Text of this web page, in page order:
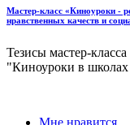
Мастер-класс «Киноуроки -
нравственных качеств и
Тезисы мастер-
"Киноуроки в
Мне нравится